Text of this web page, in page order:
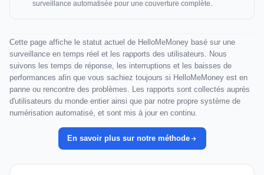
surveillance automatisée pour une couverture complète.
Cette page affiche le statut actuel de HelloMeMoney basé sur une
surveillance en temps réel et les rapports des utilisateurs. Nous
suivons les temps de réponse, les interruptions et les baisses de
performances afin que vous sachiez toujours si HelloMeMoney est en
panne ou rencontre des problèmes. Les rapports sont collectés auprès
d'utilisateurs du monde entier ainsi que par notre propre système de
numérisation automatisé, et sont mis à jour en continu.
En savoir plus sur notre méthode